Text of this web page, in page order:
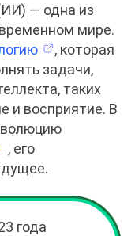
— одна из
мире.
, которая
задачи,
таких
и восприятие. В
, его
года